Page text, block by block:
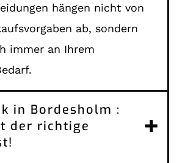
hängen nicht von
ab, sondern
immer an Ihrem
in Bordesholm :
der richtige